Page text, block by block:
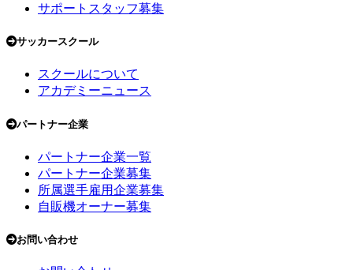
サポートスタッフ募集
サッカースクール
スクールについて
アカデミーニュース
パートナー企業
パートナー企業一覧
パートナー企業募集
所属選手雇用企業募集
自販機オーナー募集
お問い合わせ